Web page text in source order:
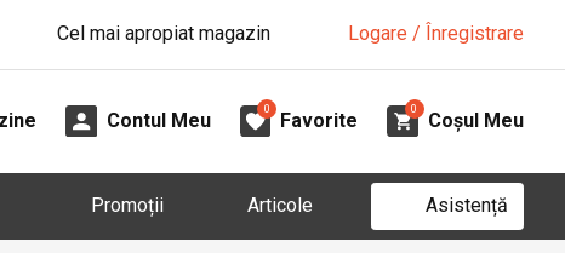
Cel mai apropiat magazin Logare / Înregistrare
Contul Meu
0
Favorite
0
Coșul Meu
Promoții Articole Asistență